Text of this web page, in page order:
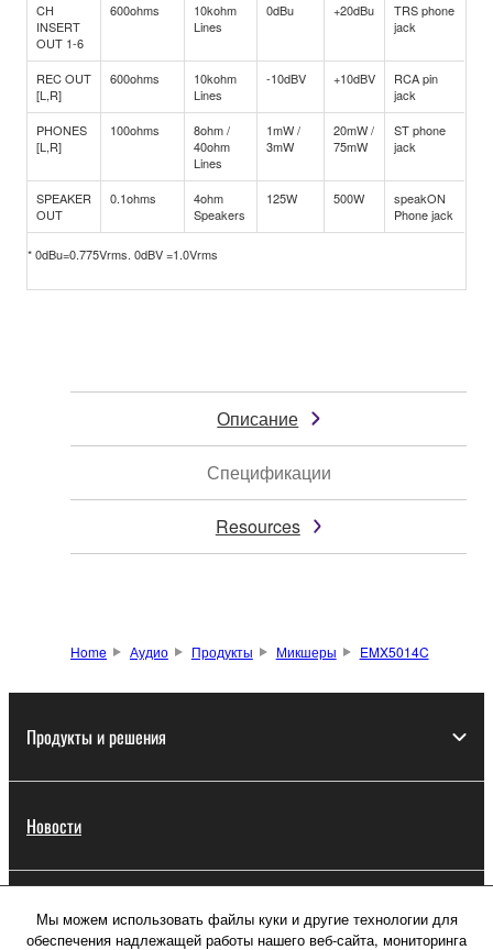
CH
INSERT
OUT 1-6
600ohms
10kohm
Lines
0dBu +20dBu
TRS phone
jack
REC OUT
[L,R]
600ohms
10kohm
Lines
-10dBV +10dBV
RCA pin
jack
PHONES
[L,R]
100ohms
8ohm /
40ohm
Lines
1mW /
3mW
20mW /
75mW
ST phone
jack
SPEAKER
OUT
0.1ohms
4ohm
Speakers
125W 500W
speakON
Phone jack
* 0dBu=0.775Vrms. 0dBV =1.0Vrms
Описание
Спецификации
Resources
Home Аудио Продукты Микшеры EMX5014C
Продукты и решения
Новости
О компании Yamaha
Мы можем использовать файлы куки и другие технологии для
обеспечения надлежащей работы нашего веб-сайта, мониторинга